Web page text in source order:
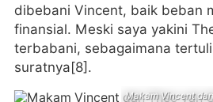
dibebani Vincent, baik beban
finansial. Meski saya yakini
terbabani, sebagaimana
suratnya[8].
Makam Vincent